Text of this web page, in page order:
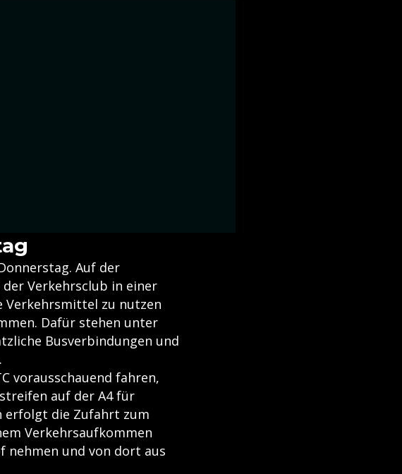
Auf der
Verkehrsclub in einer
Verkehrsmittel zu nutzen
Dafür stehen unter
Busverbindungen und
vorausschauend fahren,
auf der A4 für
erfolgt die Zufahrt zum
Verkehrsaufkommen
nehmen und von dort aus